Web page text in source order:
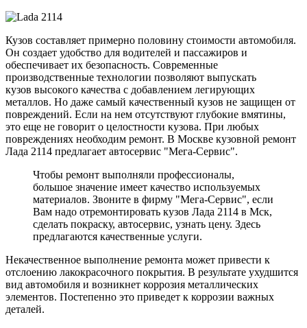
Кузов составляет примерно половину стоимости автомобиля.
Он создает удобство для водителей и пассажиров и
обеспечивает их безопасность. Современные
производственные технологии позволяют выпускать
кузов высокого качества с добавлением легирующих
металлов. Но даже самый качественный кузов не защищен от
повреждений. Если на нем отсутствуют глубокие вмятины,
это еще не говорит о целостности кузова. При любых
повреждениях необходим ремонт. В Москве кузовной ремонт
Лада 2114 предлагает автосервис "Мега-Сервис".
Чтобы ремонт выполняли профессионалы,
большое значение имеет качество используемых
материалов. Звоните в фирму "Мега-Сервис", если
Вам надо отремонтировать кузов Лада 2114 в Мск,
сделать покраску, автосервис, узнать цену. Здесь
предлагаются качественные услуги.
Некачественное выполнение ремонта может привести к
отслоению лакокрасочного покрытия. В результате ухудшится
вид автомобиля и возникнет коррозия металлических
элементов. Постепенно это приведет к коррозии важных
деталей.